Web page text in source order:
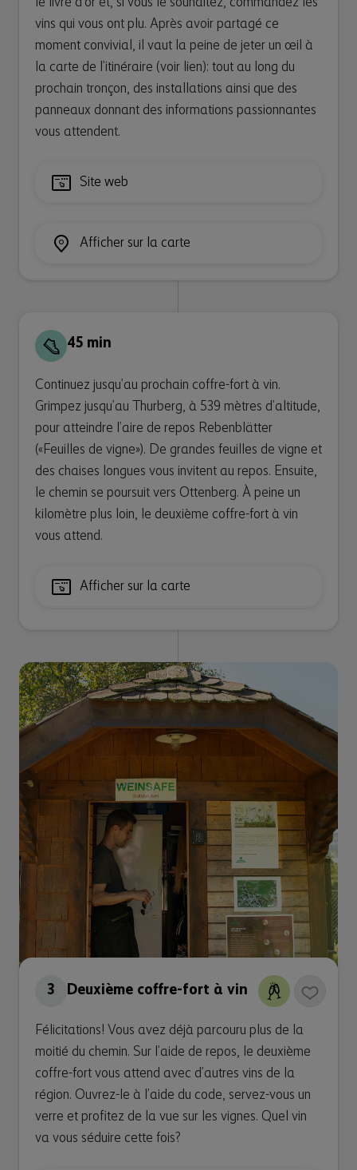
vins qui vous ont plu. Après avoir partagé ce
moment convivial, il vaut la peine de jeter un œil à
la carte de l’itinéraire (voir lien): tout au long du
prochain tronçon, des installations ainsi que des
panneaux donnant des informations passionnantes
vous attendent.
Site web
Afficher sur la carte
45 min
Continuez jusqu’au prochain coffre-fort à vin.
Grimpez jusqu’au Thurberg, à 539 mètres d’altitude,
pour atteindre l’aire de repos Rebenblätter
(«Feuilles de vigne»). De grandes feuilles de vigne et
des chaises longues vous invitent au repos. Ensuite,
le chemin se poursuit vers Ottenberg. À peine un
kilomètre plus loin, le deuxième coffre-fort à vin
vous attend.
Afficher sur la carte
3 Deuxième coffre-fort à vin
Félicitations! Vous avez déjà parcouru plus de la
moitié du chemin. Sur l’aide de repos, le deuxième
coffre-fort vous attend avec d’autres vins de la
région. Ouvrez-le à l’aide du code, servez-vous un
verre et profitez de la vue sur les vignes. Quel vin
va vous séduire cette fois?